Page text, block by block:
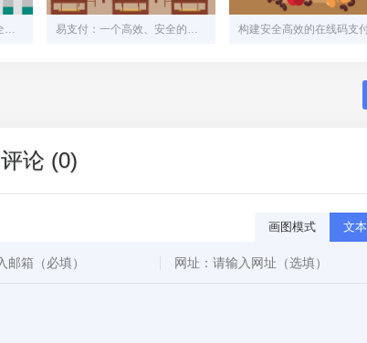
易支付网站源码：构建安全、高效的在线支付解决方案 易支付：一个高效、安全的在线支付系统解决方案
评论 (0)
画图模式 文